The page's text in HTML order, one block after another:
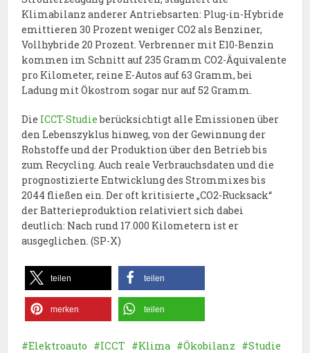
Klimabilanz anderer Antriebsarten: Plug-in-Hybride
emittieren 30 Prozent weniger CO2 als Benziner,
Vollhybride 20 Prozent. Verbrenner mit E10-Benzin
kommen im Schnitt auf 235 Gramm CO2-Äquivalente
pro Kilometer, reine E-Autos auf 63 Gramm, bei
Ladung mit Ökostrom sogar nur auf 52 Gramm.
Die ICCT-Studieberücksichtigt alle Emissionen über
den Lebenszyklus hinweg, von der Gewinnung der
Rohstoffe und der Produktion über den Betrieb bis
zum Recycling. Auch reale Verbrauchsdaten und die
prognostizierte Entwicklung des Strommixes bis
2044 fließen ein. Der oft kritisierte „CO2-Rucksack“
der Batterieproduktion relativiert sich dabei
deutlich: Nach rund 17.000 Kilometern ist er
ausgeglichen. (SP-X)
teilen teilen
merken teilen
Elektroauto ICCT Klima Ökobilanz
Studie